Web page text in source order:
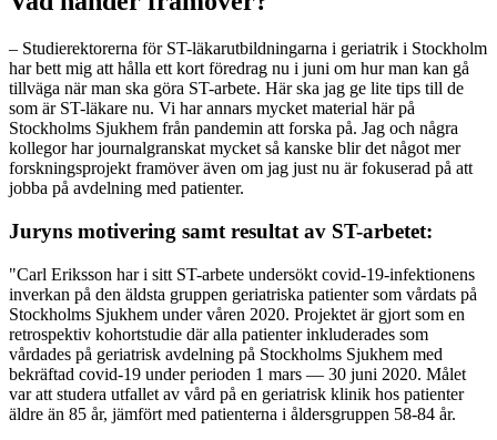
– Studierektorerna för ST-läkarutbildningarna i geriatrik i Stockholm
har bett mig att hålla ett kort föredrag nu i juni om hur man kan gå
tillväga när man ska göra ST-arbete. Här ska jag ge lite tips till de
som är ST-läkare nu. Vi har annars mycket material här på
Stockholms Sjukhem från pandemin att forska på. Jag och några
kollegor har journalgranskat mycket så kanske blir det något mer
forskningsprojekt framöver även om jag just nu är fokuserad på att
jobba på avdelning med patienter.
Juryns motivering samt resultat av ST-arbetet:
"Carl Eriksson har i sitt ST-arbete undersökt covid-19-infektionens
inverkan på den äldsta gruppen geriatriska patienter som vårdats på
Stockholms Sjukhem under våren 2020. Projektet är gjort som en
retrospektiv kohortstudie där alla patienter inkluderades som
vårdades på geriatrisk avdelning på Stockholms Sjukhem med
bekräftad covid-19 under perioden 1 mars — 30 juni 2020. Målet
var att studera utfallet av vård på en geriatrisk klinik hos patienter
äldre än 85 år, jämfört med patienterna i åldersgruppen 58-84 år.